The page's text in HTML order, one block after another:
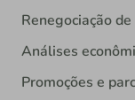
Renegociação
Análises
Promoções e